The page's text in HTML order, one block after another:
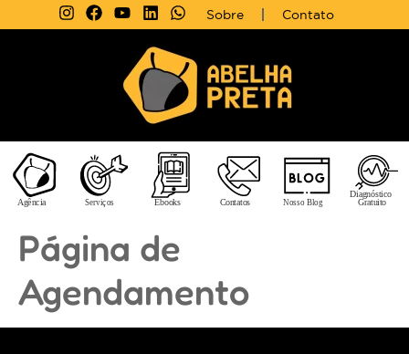
Sobre Contato
Página de
Agendamento